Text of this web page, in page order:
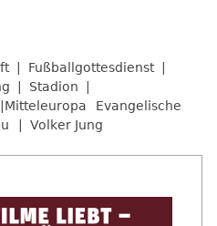
Fußballgottesdienst
Stadion
Mitteleuropa
Evangelische
Volker Jung